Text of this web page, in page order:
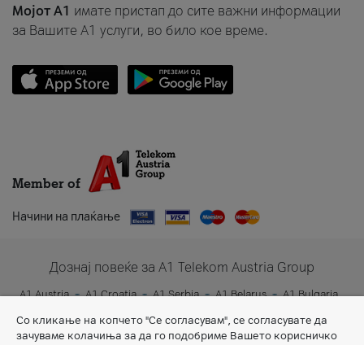
Мојот A1 имате пристап до сите важни информации
за Вашите A1 услуги, во било кое време.
Member of
Начини на плаќање
Дознај повеќе за A1 Telekom Austria Group
A1 Austria A1 Croatia A1 Serbia A1 Belarus
A1 Bulgaria
A1 Slovenia
A1 Digital
Со кликање на копчето "Се согласувам", се согласувате да
зачуваме колачиња за да го подобриме Вашето корисничко